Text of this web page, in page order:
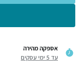
אספקה מהירה
עד 5 ימי עסקים